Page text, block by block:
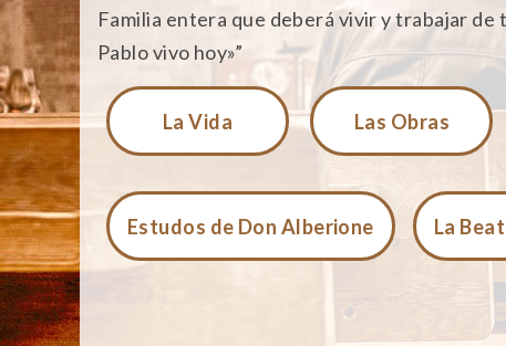
Familia entera que deberá vivir y trabajar de
Pablo vivo hoy»”
La Vida Las Obras
Estudos de Don Alberione La